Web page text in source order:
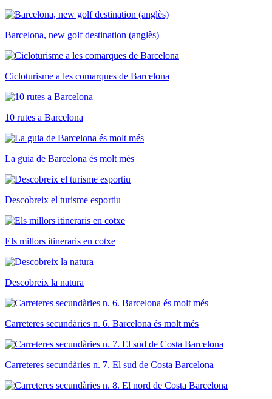
Barcelona, new golf destination (anglès)
Cicloturisme a les comarques de Barcelona
10 rutes a Barcelona
La guia de Barcelona és molt més
Descobreix el turisme esportiu
Els millors itineraris en cotxe
Descobreix la natura
Carreteres secundàries n. 6. Barcelona és molt més
Carreteres secundàries n. 7. El sud de Costa Barcelona